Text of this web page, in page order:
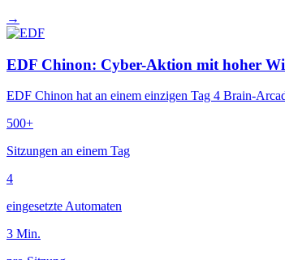
→
EDF Chinon: Cyber-Aktion mit hoher
EDF Chinon hat an einem einzigen Tag 4 Brain-
500+
Sitzungen an einem Tag
4
eingesetzte Automaten
3 Min.